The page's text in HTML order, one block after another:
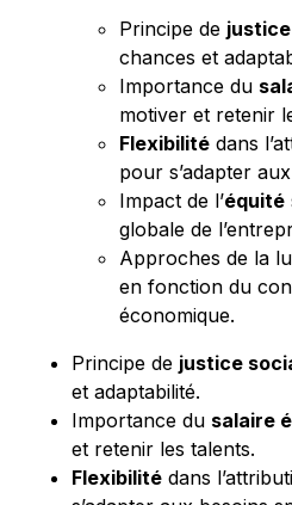
Principe de
chances et
Importance du
motiver et retenir
Flexibilité dans
pour s’adapter
Impact de l’équité
globale de
Approches de la
en fonction du
économique.
Principe de justice
et adaptabilité.
Importance du salaire
et retenir les talents.
Flexibilité dans